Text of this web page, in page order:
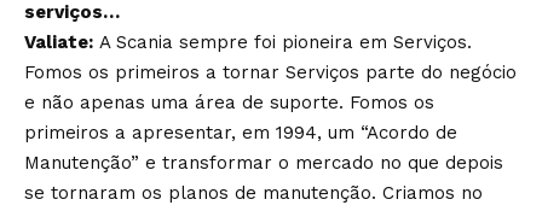
serviços…
Valiate: A Scania sempre foi pioneira em Serviços.
Fomos os primeiros a tornar Serviços parte do negócio
e não apenas uma área de suporte. Fomos os
primeiros a apresentar, em 1994, um “Acordo de
Manutenção” e transformar o mercado no que depois
se tornaram os planos de manutenção. Criamos no